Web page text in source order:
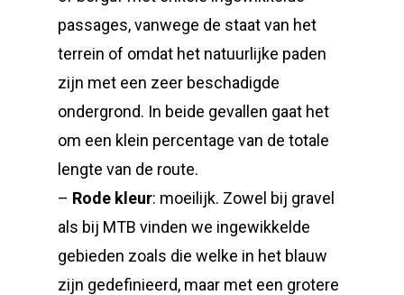
passages, vanwege de staat van het
terrein of omdat het natuurlijke paden
zijn met een zeer beschadigde
ondergrond. In beide gevallen gaat het
om een klein percentage van de totale
lengte van de route.
– Rode kleur: moeilijk. Zowel bij gravel
als bij MTB vinden we ingewikkelde
gebieden zoals die welke in het blauw
zijn gedefinieerd, maar met een grotere